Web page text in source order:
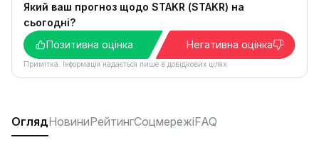
Який ваш прогноз щодо STAKR (STAKR) на
сьогодні?
Позитивна оцінка
Негативна оцінка
Примітка. Інформація надається лише в довідкових цілях.
ОглядНовиниРейтингСоцмережіFAQ